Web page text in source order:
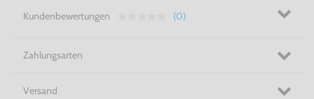
Color
Also nichts wie ran an die Puzzle-Power! Pokemon Puzzle
Kundenbewertungen (0)
Zahlungsarten
Versand